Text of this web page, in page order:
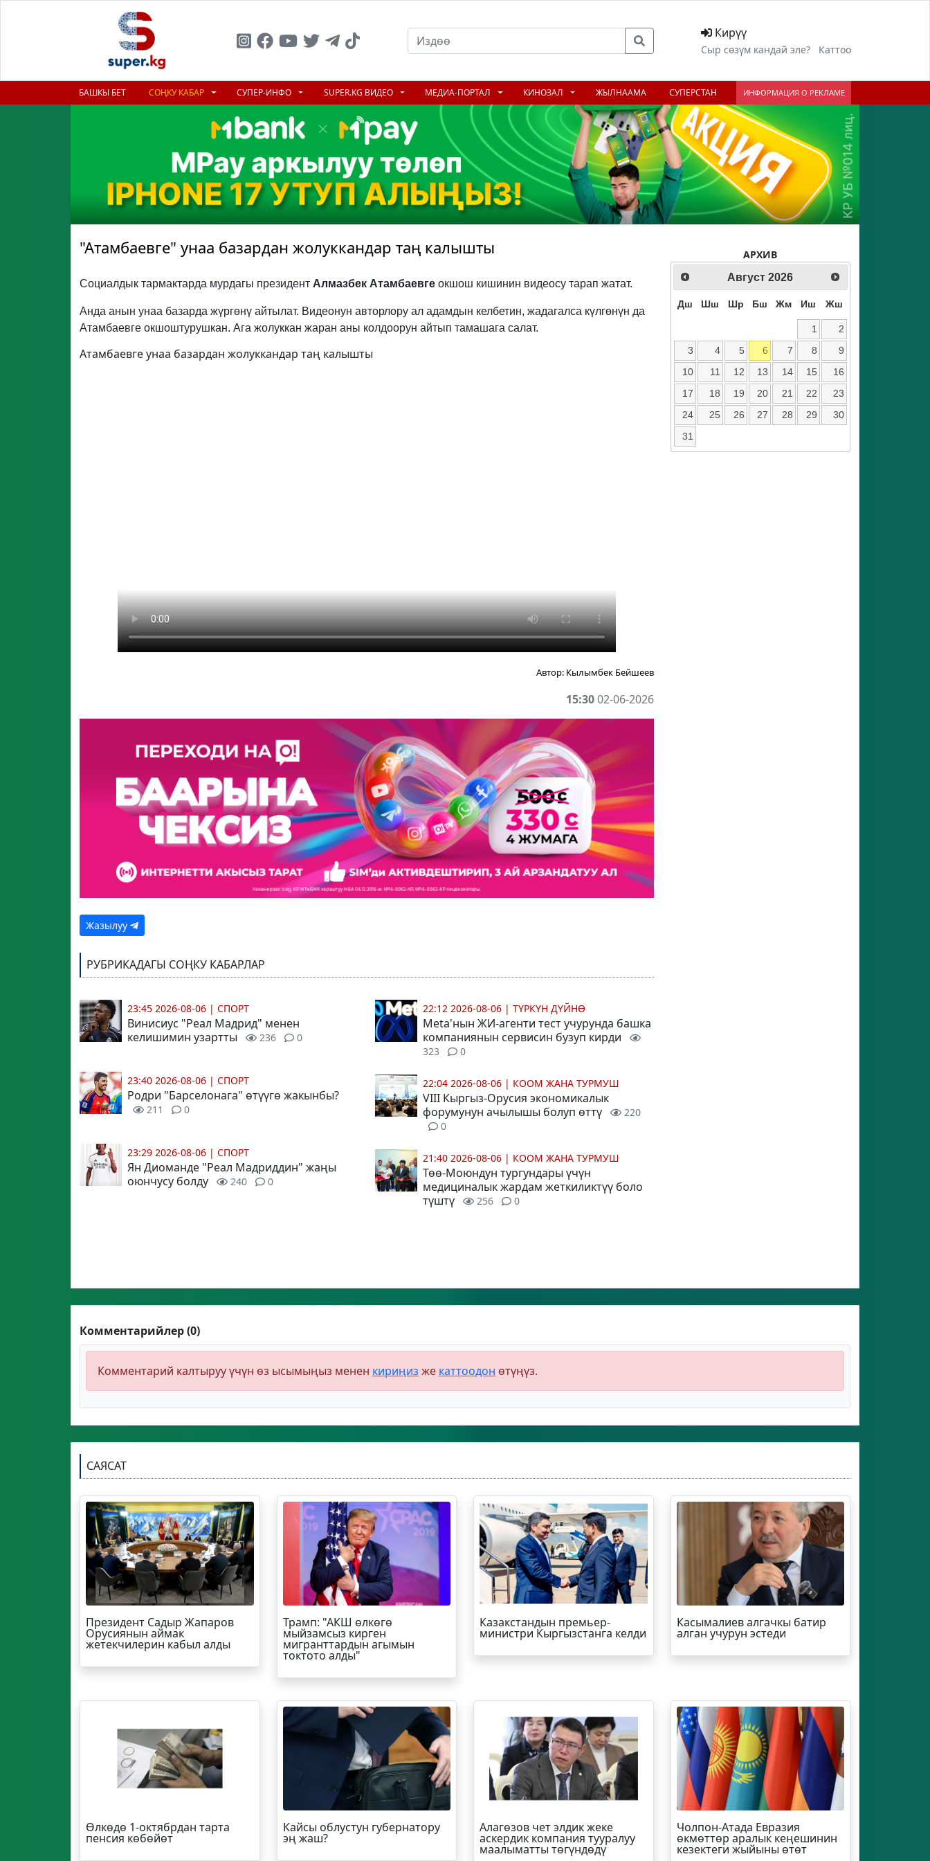
Кирүү
Сыр сөзүм кандай эле? Каттоо
БАШКЫ БЕТ СОҢКУ КАБАР СУПЕР-ИНФО SUPER.KG ВИДЕО МЕДИА-ПОРТАЛ КИНОЗАЛ ЖЫЛНААМА СУПЕРСТАН ИНФОРМАЦИЯ О РЕКЛАМЕ
"Атамбаевге" унаа базардан жолуккандар таң калышты
Социалдык тармактарда мурдагы президент Алмазбек Атамбаевге окшош кишинин видеосу тарап жатат.
Анда анын унаа базарда жүргөнү айтылат. Видеонун авторлору ал адамдын келбетин, жадагалса күлгөнүн да
Атамбаевге окшоштурушкан. Ага жолуккан жаран аны колдоорун айтып тамашага салат.
Атамбаевге унаа базардан жолуккандар таң калышты
Автор: Кылымбек Бейшеев
15:3002-06-2026
Жазылуу
РУБРИКАДАГЫ СОҢКУ КАБАРЛАР
23:45 2026-08-06 | СПОРТ
Винисиус "Реал Мадрид" менен
келишимин узартты
236 0
23:40 2026-08-06 | СПОРТ
Родри "Барселонага" өтүүгө жакынбы?
211 0
23:29 2026-08-06 | СПОРТ
Ян Диоманде "Реал Мадриддин" жаңы
оюнчусу болду
240 0
22:12 2026-08-06 | ТҮРКҮН ДҮЙНӨ
Meta'нын ЖИ-агенти тест учурунда башка
компаниянын сервисин бузуп кирди
323 0
22:04 2026-08-06 | КООМ ЖАНА ТУРМУШ
VIII Кыргыз-Орусия экономикалык
форумунун ачылышы болуп өттү
220
0
21:40 2026-08-06 | КООМ ЖАНА ТУРМУШ
Төө-Моюндун тургундары үчүн
медициналык жардам жеткиликтүү боло
түштү
256 0
АРХИВ
Август 2026
Дш Шш Шр Бш Жм Иш Жш
1
2
3
4 5 6 7 8
9
10
11 12 13 14 15
16
17
18 19 20 21 22
23
24
25 26 27 28 29
30
31
Комментарийлер (0)
Комментарий калтыруу үчүн өз ысымыңыз менен кириңиз же каттоодон өтүңүз.
САЯСАТ
Президент Садыр Жапаров
Орусиянын аймак
жетекчилерин кабыл алды
Трамп: "АКШ өлкөгө
мыйзамсыз кирген
мигранттардын агымын
токтото алды"
Казакстандын премьер-
министри Кыргызстанга келди
Касымалиев алгачкы батир
алган учурун эстеди
Өлкөдө 1-октябрдан тарта
пенсия көбөйөт
Кайсы облустун губернатору
эң жаш?
Алагөзов чет элдик жеке
аскердик компания тууралуу
маалыматты төгүндөдү
Чолпон-Атада Евразия
өкмөттөр аралык кеңешинин
кезектеги жыйыны өтөт